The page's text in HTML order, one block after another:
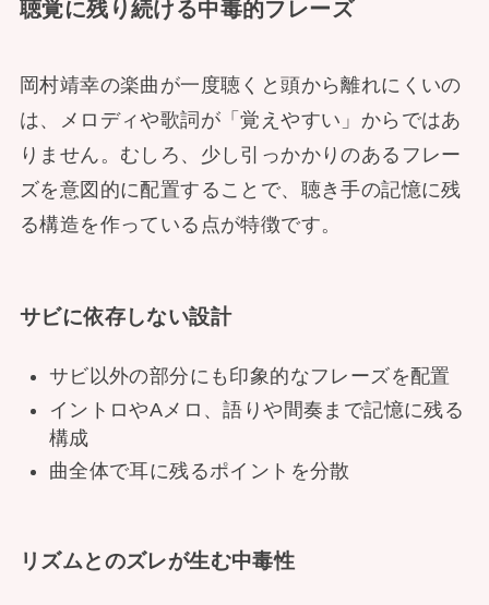
聴覚に残り続ける中毒的フレーズ
岡村靖幸の楽曲が一度聴くと頭から離れにくいの
は、メロディや歌詞が「覚えやすい」からではあ
りません。むしろ、少し引っかかりのあるフレー
ズを意図的に配置することで、聴き手の記憶に残
る構造を作っている点が特徴です。
サビに依存しない設計
サビ以外の部分にも印象的なフレーズを配置
イントロやAメロ、語りや間奏まで記憶に残る
構成
曲全体で耳に残るポイントを分散
リズムとのズレが生む中毒性